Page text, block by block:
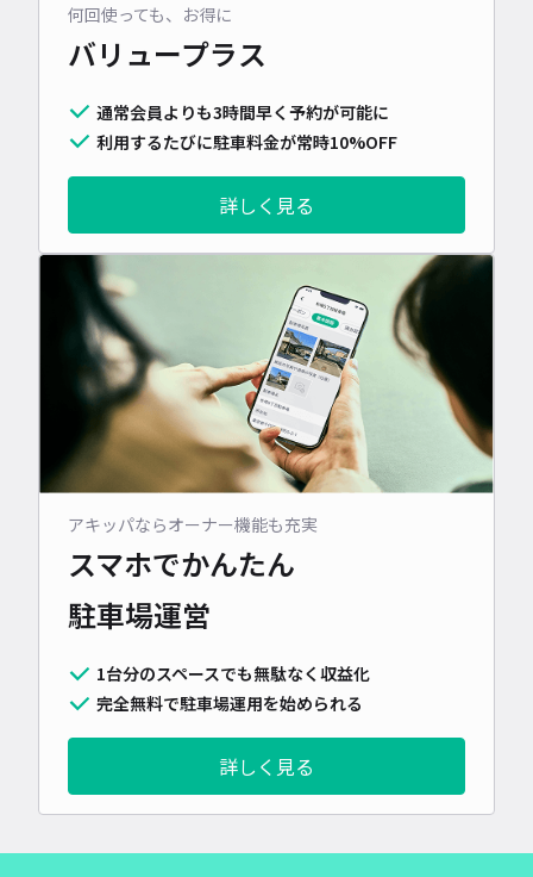
何回使っても、お得に
バリュープラス
通常会員よりも3時間早く予約が可能に
利用するたびに駐車料金が常時10%OFF
詳しく見る
アキッパならオーナー機能も充実
スマホでかんたん
駐車場運営
1台分のスペースでも無駄なく収益化
完全無料で駐車場運用を始められる
詳しく見る